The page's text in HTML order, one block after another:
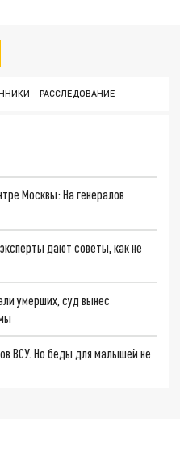
РАССЛЕДОВАНИЕ
Москвы: На генералов
дают советы, как не
умерших, суд вынес
ВСУ. Но беды для малышей не